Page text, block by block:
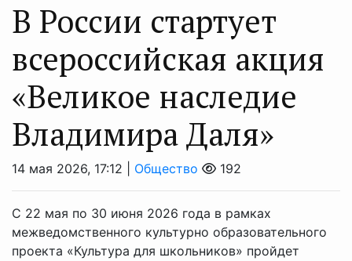
В России стартует
всероссийская акция
«Великое наследие
Владимира Даля»
14 мая 2026, 17:12 | Общество 192
С 22 мая по 30 июня 2026 года в рамках
межведомственного культурно образовательного
проекта «Культура для школьников» пройдет